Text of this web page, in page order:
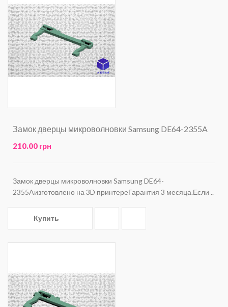
Замок дверцы микроволновки Samsung DE64-2355A
210.00 грн
Замок дверцы микроволновки Samsung DE64-
2355Aизготовлено на 3D принтереГарантия 3 месяца.Если ..
Купить